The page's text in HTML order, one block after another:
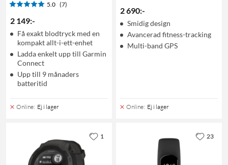
5.0 (7)
2 149:-
Få exakt blodtryck med en
kompakt allt-i-ett-enhet
Ladda enkelt upp till Garmin
Connect
Upp till 9 månaders
batteritid
Online: Ej i lager
2 690:-
Smidig design
Avancerad fitness-tracking
Multi-band GPS
Online: Ej i lager
1 23